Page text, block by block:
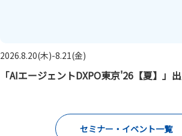
2026.8.20(木)-8.21(金)
「AIエージェントDXPO東京'26【夏】」
セミナー・イベント一覧